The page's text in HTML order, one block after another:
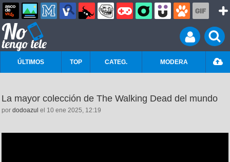
ÚLTIMOS TOP CATEG. MODERA
La mayor colección de The Walking Dead del mundo
por dodoazul el 10 ene 2025, 12:19